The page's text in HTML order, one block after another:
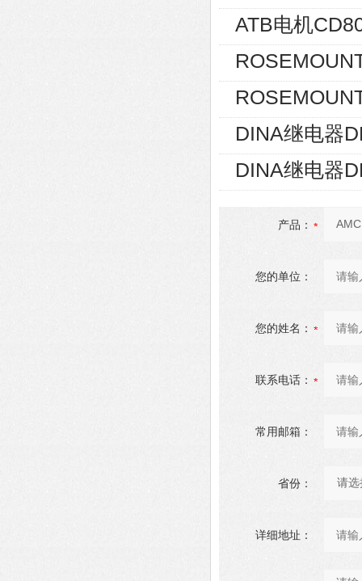
ATB电机
DINA继电器
DINA继电器
产品：
您的单位：
您的姓名：
联系电话：
常用邮箱：
省份：
详细地址：